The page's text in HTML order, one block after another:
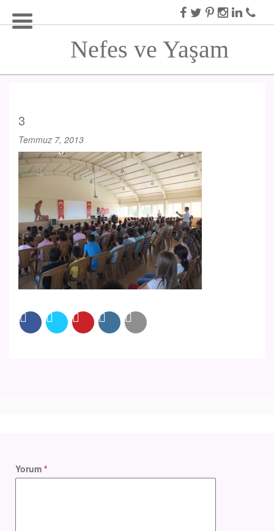
Nefes ve Yaşam
3
Temmuz 7, 2013
Yorum *